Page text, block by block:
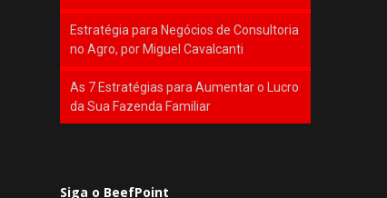
Estratégia para Negócios de Consultoria
no Agro, por Miguel Cavalcanti
As 7 Estratégias para Aumentar o Lucro
da Sua Fazenda Familiar
Siga o BeefPoint